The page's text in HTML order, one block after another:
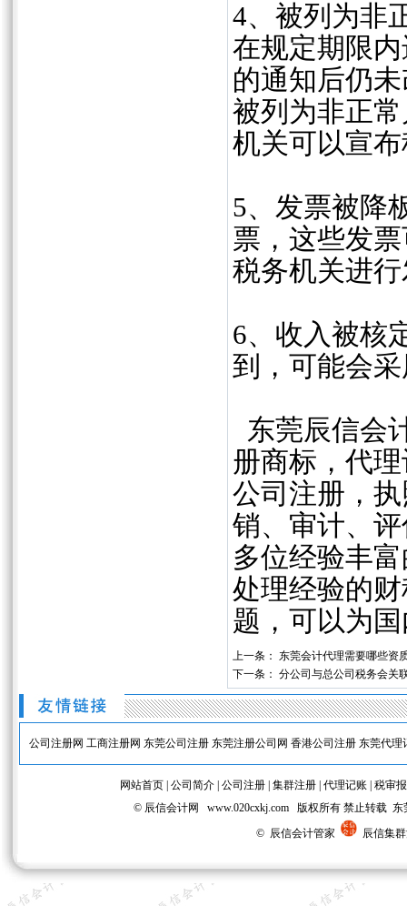
4、‌被列为非
在规定期限
的通知后仍
被列为非正
机关可以宣
‌5、发票被降
票，这些发
税务机关进
‌6、收入被核
到，可能会
东莞辰信会
册商标，代
公司注册，
销、审计、
多位经验丰
处理经验的
题，可以为
上一条： 东莞会计代理需要哪些资
下一条： 分公司与总公司税务会关
公司注册网 工商注册网 东莞公司注册 东莞注册公司网 香港公司注册 东莞代理
网站首页 公司简介 公司注册 集群注册 代理记账 税审
© 辰信会计网 www.020cxkj.com 版权所有 禁止转载
© 辰信会计管家
辰信集